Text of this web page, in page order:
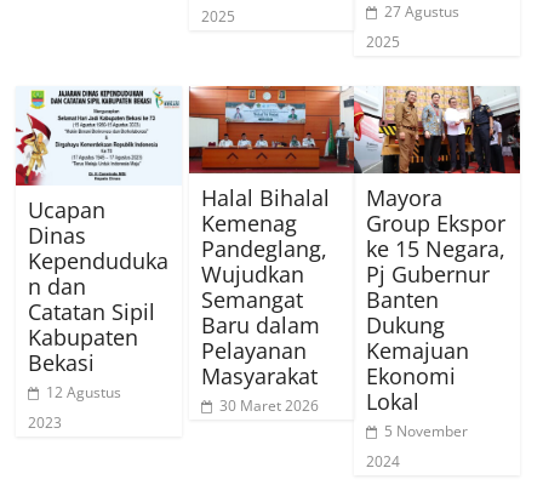
2025
27 Agustus
2025
Ucapan
Dinas
Kependuduka
n dan
Catatan Sipil
Kabupaten
Bekasi
12 Agustus
2023
Halal Bihalal
Kemenag
Pandeglang,
Wujudkan
Semangat
Baru dalam
Pelayanan
Masyarakat
30 Maret 2026
Mayora
Group Ekspor
ke 15 Negara,
Pj Gubernur
Banten
Dukung
Kemajuan
Ekonomi
Lokal
5 November
2024